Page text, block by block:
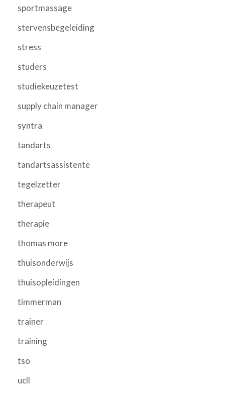
sportmassage
stervensbegeleiding
stress
studers
studiekeuzetest
supply chain manager
syntra
tandarts
tandartsassistente
tegelzetter
therapeut
therapie
thomas more
thuisonderwijs
thuisopleidingen
timmerman
trainer
training
tso
ucll